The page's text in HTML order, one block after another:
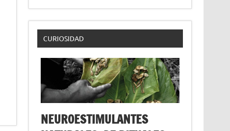
CURIOSIDAD
NEUROESTIMULANTES